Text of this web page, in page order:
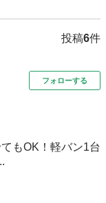
投稿6件
フォローする
もOK！軽バン1台